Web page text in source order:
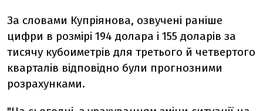
За словами Купріянова, озвучені раніше
цифри в розмірі 194 долара і 155 доларів за
тисячу кубоиметрів для третього й четвертого
кварталів відповідно були прогнозними
розрахунками.